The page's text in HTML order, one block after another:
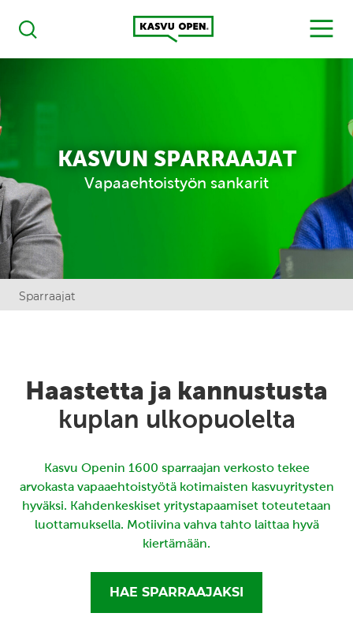
Haku
Kasvu Open
MENU
KASVUN SPARRAAJAT
Vapaaehtoistyön sankarit
Sparraajat
Haastetta ja kannustusta
kuplan ulkopuolelta
Kasvu Openin 1600 sparraajan verkosto tekee
arvokasta vapaaehtoistyötä kotimaisten kasvuyritysten
hyväksi. Kahdenkeskiset yritystapaamiset toteutetaan
luottamuksella. Motiivina vahva tahto laittaa hyvä
kiertämään.
HAE SPARRAAJAKSI